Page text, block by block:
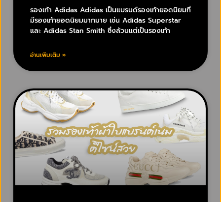
รองเท้า Adidas Adidas เป็นแบรนด์รองเท้ายอดนิยมที่
มีรองเท้ายอดนิยมมากมาย เช่น Adidas Superstar
และ Adidas Stan Smith ซึ่งล้วนแต่เป็นรองเท้า
อ่านเพิ่มเติม »